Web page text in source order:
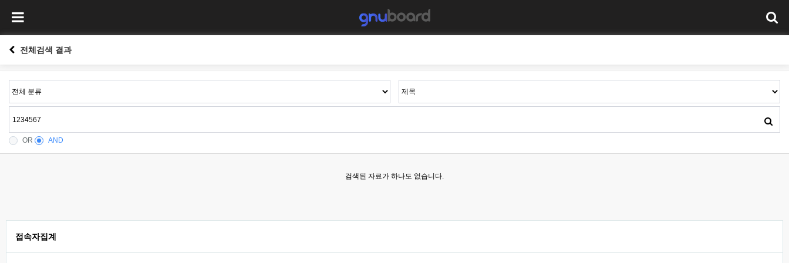
전체검색 결과
OR AND
검색된 자료가 하나도 없습니다.
접속자집계